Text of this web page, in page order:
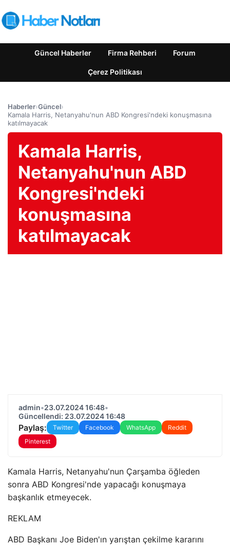
Güncel Haberler Firma Rehberi Forum
Çerez Politikası
Haberler›Güncel›
Kamala Harris, Netanyahu'nun ABD Kongresi'ndeki konuşmasına
katılmayacak
Kamala Harris,
Netanyahu'nun ABD
Kongresi'ndeki
konuşmasına
katılmayacak
admin•23.07.2024 16:48•
Güncellendi: 23.07.2024 16:48
Paylaş: Twitter Facebook WhatsApp
Reddit
Pinterest
Kamala Harris, Netanyahu'nun Çarşamba öğleden
sonra ABD Kongresi'nde yapacağı konuşmaya
başkanlık etmeyecek.
REKLAM
ABD Başkanı Joe Biden'ın yarıştan çekilme kararını